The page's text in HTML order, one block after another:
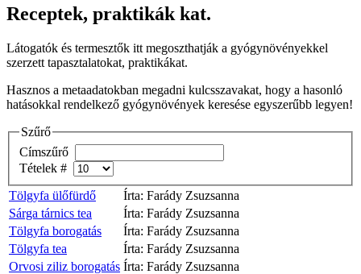
Receptek, praktikák kat.
Látogatók és termesztők itt megoszthatják a gyógynövényekkel
szerzett tapasztalatokat, praktikákat.
Hasznos a metaadatokban megadni kulcsszavakat, hogy a hasonló
hatásokkal rendelkező gyógynövények keresése egyszerűbb legyen!
Szűrő
Címszűrő
Tételek #
Tölgyfa ülőfürdő
Írta: Farády Zsuzsanna
Sárga tárnics tea
Írta: Farády Zsuzsanna
Tölgyfa borogatás
Írta: Farády Zsuzsanna
Tölgyfa tea
Írta: Farády Zsuzsanna
Orvosi ziliz borogatás Írta: Farády Zsuzsanna